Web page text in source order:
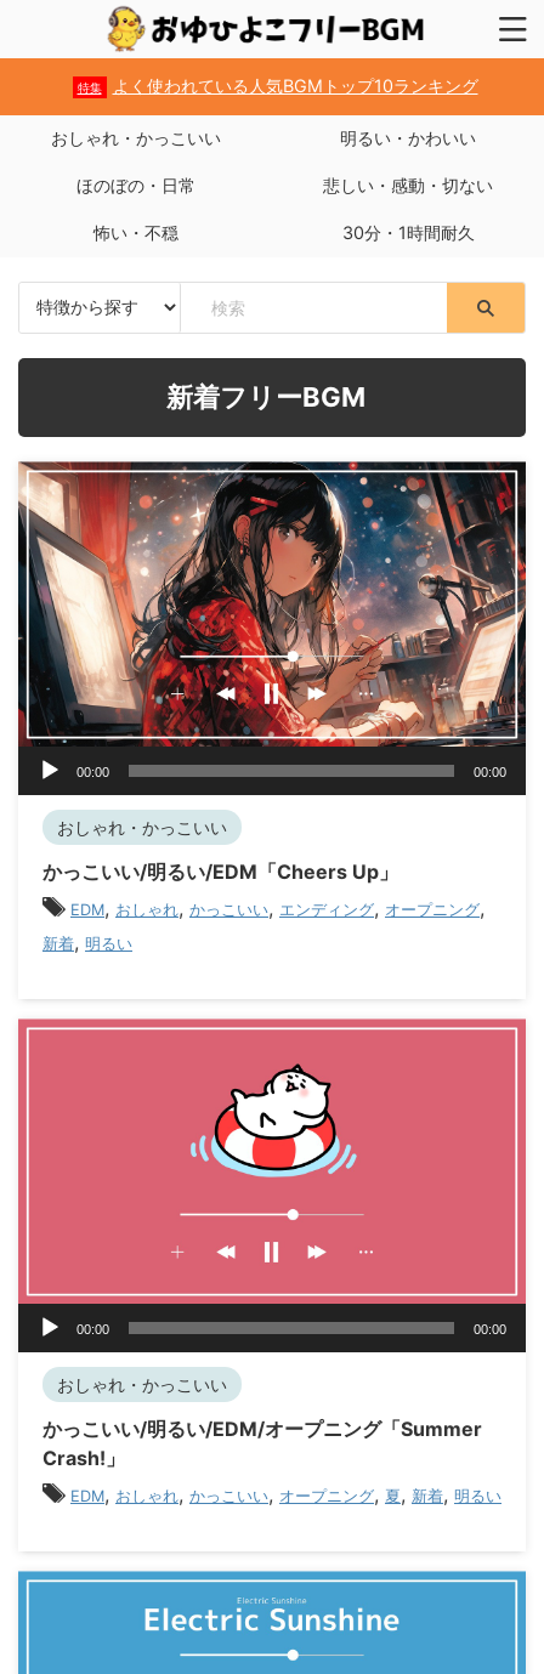
特集 よく使われている人気BGMトップ10ランキング
おしゃれ・かっこいい 明るい・かわいい
ほのぼの・日常 悲しい・感動・切ない
怖い・不穏 30分・1時間耐久
新着フリーBGM
00:00 00:00
おしゃれ・かっこいい
かっこいい/明るい/EDM「Cheers Up」
EDM, おしゃれ, かっこいい, エンディング, オープニング,
新着, 明るい
00:00 00:00
おしゃれ・かっこいい
かっこいい/明るい/EDM/オープニング「Summer
Crash!」
EDM, おしゃれ, かっこいい, オープニング, 夏, 新着, 明るい